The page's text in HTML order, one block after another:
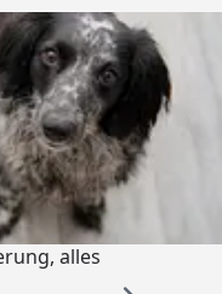
mit
alles